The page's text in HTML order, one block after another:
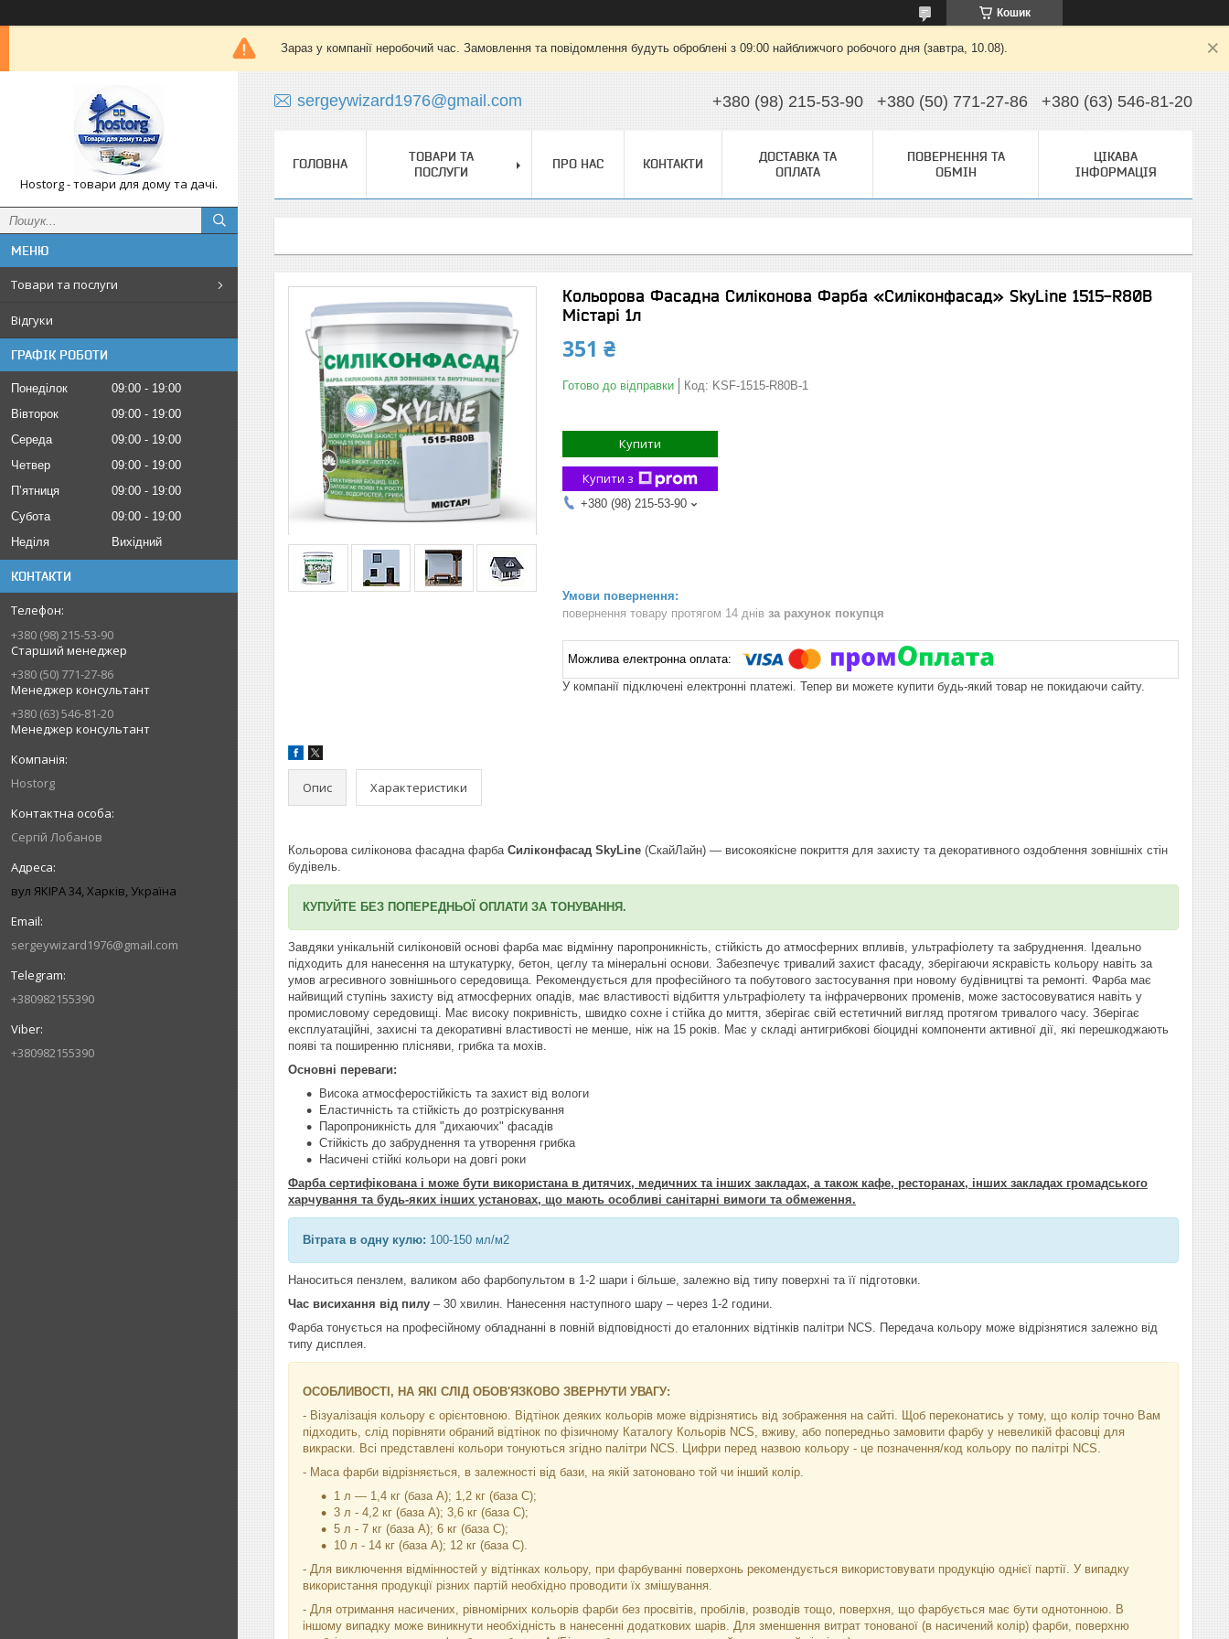
Кошик
Зараз у компанії неробочий час. Замовлення та повідомлення будуть оброблені з 09:00 найближчого робочого дня (завтра, 10.08).
Hostorg - товари для дому та дачі.
Товари та послуги
Відгуки
ГРАФІК РОБОТИ
Понеділок 09:00
19:00
Вівторок
09:00
19:00
Середа
09:00
19:00
Четвер
09:00
19:00
Пʼятниця
09:00
19:00
Субота
09:00
19:00
Неділя
Вихідний
КОНТАКТИ
+380 (98) 215-53-90
Старший менеджер
+380 (50) 771-27-86
Менеджер консультант
+380 (63) 546-81-20
Менеджер консультант
Hostorg
Сергій Лобанов
вул ЯКІРА 34, Харків, Україна
sergeywizard1976@gmail.com
+380982155390
+380982155390
sergeywizard1976@gmail.com +380 (98) 215-53-90 +380 (50) 771-27-86 +380 (63) 546-81-20
ГОЛОВНА
ТОВАРИ ТА
ПОСЛУГИ
ПРО НАС КОНТАКТИ
ДОСТАВКА ТА
ОПЛАТА
ПОВЕРНЕННЯ ТА
ОБМІН
ЦІКАВА
ІНФОРМАЦІЯ
Кольорова Фасадна Силіконова Фарба «Силіконфасад» SkyLine 1515-R80B
Містарі 1л
351 ₴
Готово до відправки Код: KSF-1515-R80B-1
Купити
Купити з
+380 (98) 215-53-90
повернення товару протягом 14 днів за рахунок покупця
У компанії підключені електронні платежі. Тепер ви можете купити будь-який товар не покидаючи сайту.
Опис Характеристики
Кольорова силіконова фасадна фарба Силіконфасад SkyLine (СкайЛайн) — високоякісне покриття для захисту та декоративного оздоблення зовнішніх стін
будівель.
КУПУЙТЕ БЕЗ ПОПЕРЕДНЬОЇ ОПЛАТИ ЗА ТОНУВАННЯ.
Завдяки унікальній силіконовій основі фарба має відмінну паропроникність, стійкість до атмосферних впливів, ультрафіолету та забруднення. Ідеально
підходить для нанесення на штукатурку, бетон, цеглу та мінеральні основи. Забезпечує тривалий захист фасаду, зберігаючи яскравість кольору навіть за
умов агресивного зовнішнього середовища. Рекомендується для професійного та побутового застосування при новому будівництві та ремонті. Фарба має
найвищий ступінь захисту від атмосферних опадів, має властивості відбиття ультрафіолету та інфрачервоних променів, може застосовуватися навіть у
промисловому середовищі. Має високу покривність, швидко сохне і стійка до миття, зберігає свій естетичний вигляд протягом тривалого часу. Зберігає
експлуатаційні, захисні та декоративні властивості не менше, ніж на 15 років. Має у складі антигрибкові біоцидні компоненти активної дії, які перешкоджають
появі та поширенню плісняви, грибка та мохів.
Основні переваги:
Висока атмосферостійкість та захист від вологи
Еластичність та стійкість до розтріскування
Паропроникність для "дихаючих" фасадів
Стійкість до забруднення та утворення грибка
Насичені стійкі кольори на довгі роки
Фарба сертифікована і може бути використана в дитячих, медичних та інших закладах, а також кафе, ресторанах, інших закладах громадського
харчування та будь-яких інших установах, що мають особливі санітарні вимоги та обмеження.
Вітрата в одну кулю: 100-150 мл/м2
Наноситься пензлем, валиком або фарбопультом в 1-2 шари і більше, залежно від типу поверхні та її підготовки.
Час висихання від пилу – 30 хвилин. Нанесення наступного шару – через 1-2 години.
Фарба тонується на професійному обладнанні в повній відповідності до еталонних відтінків палітри NCS. Передача кольору може відрізнятися залежно від
типу дисплея.
ОСОБЛИВОСТІ, НА ЯКІ СЛІД ОБОВ'ЯЗКОВО ЗВЕРНУТИ УВАГУ:
- Візуалізація кольору є орієнтовною. Відтінок деяких кольорів може відрізнятись від зображення на сайті. Щоб переконатись у тому, що колір точно Вам
підходить, слід порівняти обраний відтінок по фізичному Каталогу Кольорів NCS, вживу, або попередньо замовити фарбу у невеликій фасовці для
викраски. Всі представлені кольори тонуються згідно палітри NCS. Цифри перед назвою кольору - це позначення/код кольору по палітрі NCS.
- Маса фарби відрізняється, в залежності від бази, на якій затоновано той чи інший колір.
1 л — 1,4 кг (база А); 1,2 кг (база С);
3 л - 4,2 кг (база А); 3,6 кг (база C);
5 л - 7 кг (база А); 6 кг (база С);
10 л - 14 кг (база А); 12 кг (база С).
- Для виключення відмінностей у відтінках кольору, при фарбуванні поверхонь рекомендується використовувати продукцію однієї партії. У випадку
використання продукції різних партій необхідно проводити їх змішування.
- Для отримання насичених, рівномірних кольорів фарби без просвітів, пробілів, розводів тощо, поверхня, що фарбується має бути однотонною. В
іншому випадку може виникнути необхідність в нанесенні додаткових шарів. Для зменшення витрат тонованої (в насичений колір) фарби, поверхню